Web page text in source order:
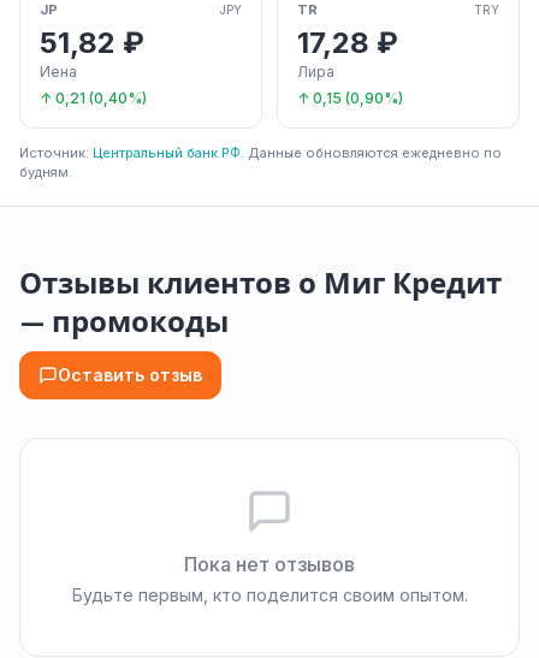
JP JPY
51,82 ₽
Иена
↑ 0,21 (0,40%)
TR TRY
17,28 ₽
Лира
↑ 0,15 (0,90%)
Источник: Центральный банк РФ. Данные обновляются ежедневно по
будням.
Отзывы клиентов о Миг Кредит
— промокоды
Оставить отзыв
Пока нет отзывов
Будьте первым, кто поделится своим опытом.